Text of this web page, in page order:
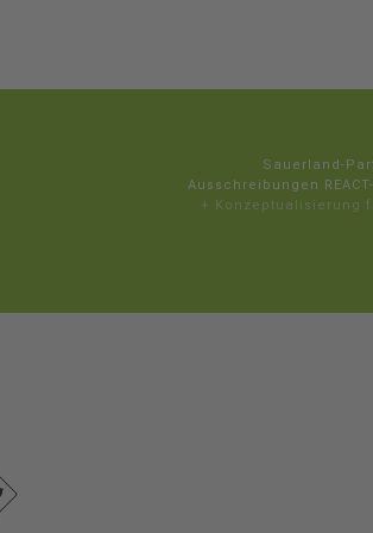
Sauerland-
Ausschreibungen
+ Konzeptualisierung